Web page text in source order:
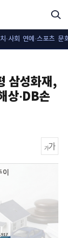
·사회 연예·스포츠 문
삼성화재,
상·DB손